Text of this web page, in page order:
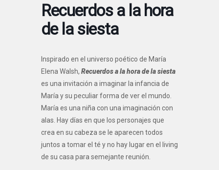
Recuerdos a la hora
de la siesta
Inspirado en el universo poético de María
Elena Walsh, Recuerdos a la hora de la siesta
es una invitación a imaginar la infancia de
María y su peculiar forma de ver el mundo.
María es una niña con una imaginación con
alas. Hay días en que los personajes que
crea en su cabeza se le aparecen todos
juntos a tomar el té y no hay lugar en el living
de su casa para semejante reunión.